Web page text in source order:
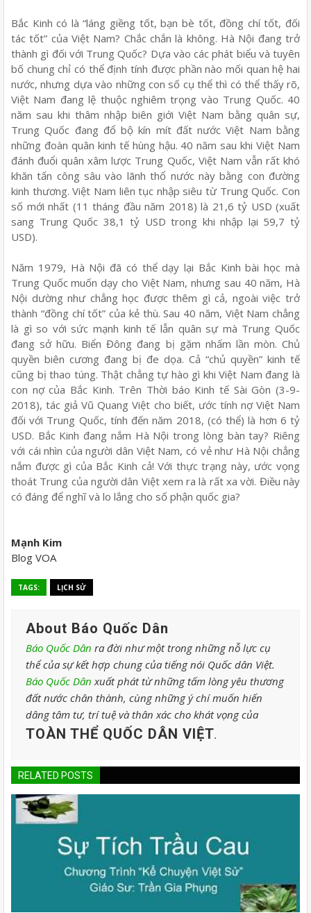
Bắc Kinh có là “láng giềng tốt, bạn bè tốt, đồng chí tốt, đối
tác tốt” của Việt Nam? Chắc chắn là không. Hà Nội đang trở
thành gì đối với Trung Quốc? Dựa vào các phát biểu và tuyên
bố chung chỉ có thể định tính được phần nào mối quan hệ hai
nước, nhưng dựa vào những con số cụ thể thì có thể thấy rõ,
Việt Nam đang lệ thuộc nghiêm trọng vào Trung Quốc. 40
năm sau khi thâm nhập biên giới Việt Nam bằng quân sự,
Trung Quốc đang đổ bộ kín mít đất nước Việt Nam bằng
những đoàn quân kinh tế hùng hậu. 40 năm sau khi Việt Nam
đánh đuổi quân xâm lược Trung Quốc, Việt Nam vẫn rất khó
khăn tấn công sâu vào lãnh thổ nước này bằng con đường
kinh thương. Việt Nam liên tục nhập siêu từ Trung Quốc. Con
số mới nhất (11 tháng đầu năm 2018) là 21,6 tỷ USD (xuất
sang Trung Quốc 38,1 tỷ USD trong khi nhập lại 59,7 tỷ
USD).
Năm 1979, Hà Nội đã có thể dạy lại Bắc Kinh bài học mà
Trung Quốc muốn dạy cho Việt Nam, nhưng sau 40 năm, Hà
Nội dường như chẳng học được thêm gì cả, ngoài việc trở
thành “đồng chí tốt” của kẻ thù. Sau 40 năm, Việt Nam chẳng
là gì so với sức mạnh kinh tế lẫn quân sự mà Trung Quốc
đang sở hữu. Biển Đông đang bị gặm nhấm lần mòn. Chủ
quyền biên cương đang bị đe dọa. Cả “chủ quyền” kinh tế
cũng bị thao túng. Thật chẳng tự hào gì khi Việt Nam đang là
con nợ của Bắc Kinh. Trên Thời báo Kinh tế Sài Gòn (3-9-
2018), tác giả Vũ Quang Việt cho biết, ước tính nợ Việt Nam
đối với Trung Quốc, tính đến năm 2018, (có thể) là hơn 6 tỷ
USD. Bắc Kinh đang nắm Hà Nội trong lòng bàn tay? Riêng
với cái nhìn của người dân Việt Nam, có vẻ như Hà Nội chẳng
nắm được gì của Bắc Kinh cả! Với thực trạng này, ước vọng
thoát Trung của người dân Việt xem ra là rất xa vời. Điều này
có đáng để nghĩ và lo lắng cho số phận quốc gia?
Mạnh Kim
Blog VOA
TAGS: LỊCH SỬ
About Báo Quốc Dân
Báo Quốc Dân ra đời như một trong những nỗ lực cụ
thể của sự kết hợp chung của tiếng nói Quốc dân Việt.
Báo Quốc Dân xuất phát từ những tấm lòng yêu thương
đất nước chân thành, cùng những ý chí muốn hiến
dâng tâm tư, trí tuệ và thân xác cho khát vọng của
TOÀN THỂ QUỐC DÂN VIỆT.
RELATED POSTS